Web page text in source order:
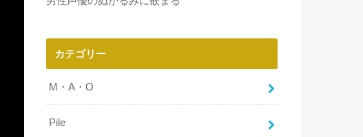
カテゴリー
M・A・O
Pile